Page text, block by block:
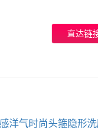
直达
洋气时尚头箍隐形